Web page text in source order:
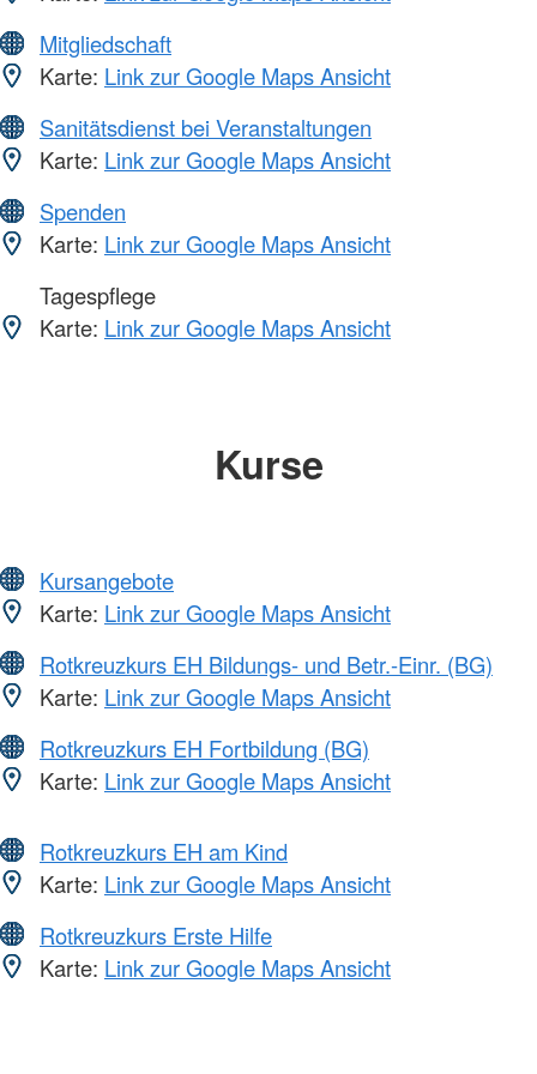
Mitgliedschaft
Karte: Link zur Google Maps Ansicht
Sanitätsdienst bei Veranstaltungen
Karte: Link zur Google Maps Ansicht
Spenden
Karte: Link zur Google Maps Ansicht
Tagespflege
Karte: Link zur Google Maps Ansicht
Kurse
Kursangebote
Karte: Link zur Google Maps Ansicht
Rotkreuzkurs EH Bildungs- und Betr.-Einr. (BG)
Karte: Link zur Google Maps Ansicht
Rotkreuzkurs EH Fortbildung (BG)
Karte: Link zur Google Maps Ansicht
Rotkreuzkurs EH am Kind
Karte: Link zur Google Maps Ansicht
Rotkreuzkurs Erste Hilfe
Karte: Link zur Google Maps Ansicht